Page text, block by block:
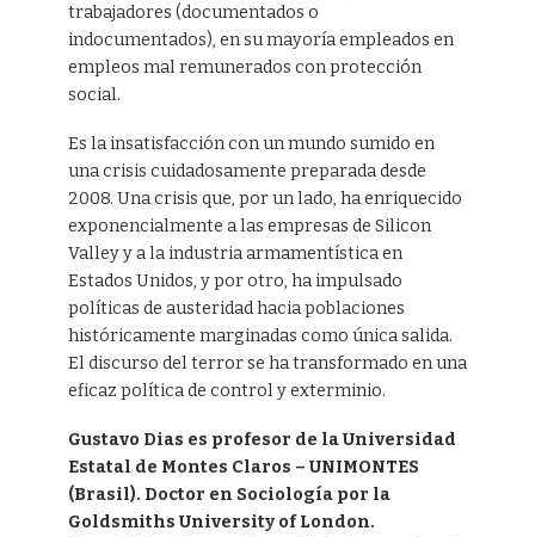
trabajadores (documentados o
indocumentados), en su mayoría empleados en
empleos mal remunerados con protección
social.
Es la insatisfacción con un mundo sumido en
una crisis cuidadosamente preparada desde
2008. Una crisis que, por un lado, ha enriquecido
exponencialmente a las empresas de Silicon
Valley y a la industria armamentística en
Estados Unidos, y por otro, ha impulsado
políticas de austeridad hacia poblaciones
históricamente marginadas como única salida.
El discurso del terror se ha transformado en una
eficaz política de control y exterminio.
Gustavo Dias es profesor de la Universidad
Estatal de Montes Claros – UNIMONTES
(Brasil). Doctor en Sociología por la
Goldsmiths University of London.